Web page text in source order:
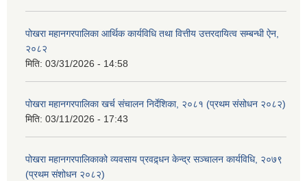
पोखरा महानगरपालिका आर्थिक कार्यविधि तथा वित्तीय उत्तरदायित्व सम्बन्धी ऐन,
२०८२
मिति: 03/31/2026 - 14:58
पोखरा महानगरपालिका खर्च संचालन निर्देशिका, २०८१ (प्रथम संसोधन २०८२)
मिति: 03/11/2026 - 17:43
पोखरा महानगरपालिकाको व्यवसाय प्रवद्र्धन केन्द्र सञ्चालन कार्यविधि, २०७९
(प्रथम संशोधन २०८२)